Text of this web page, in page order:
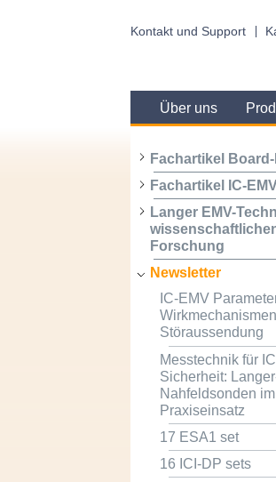
Kontakt und Support
Über uns
Fachartikel
Fachartikel IC-
Langer EMV-
Forschung
Newsletter
IC-EMV
Störaussendung
Messtechnik für
Sicherheit:
Nahfeldsonden im
Praxiseinsatz
17 ESA1 set
16 ICI-DP sets